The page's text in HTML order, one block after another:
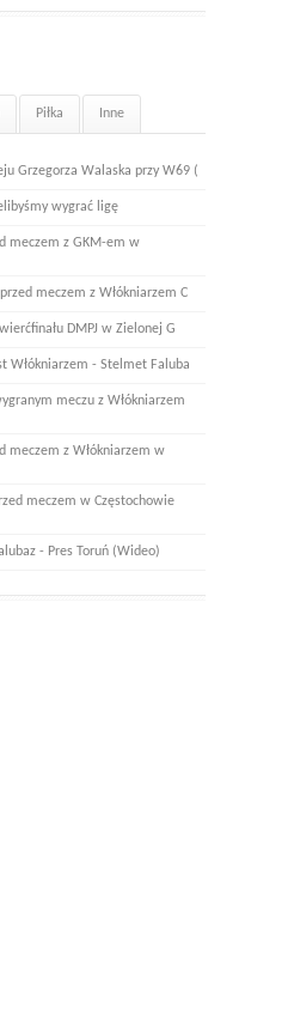
Piłka Inne
Grzegorza Walaska przy W69 (
wygrać ligę
meczem z GKM-em w
meczem z Włókniarzem C
DMPJ w Zielonej G
Włókniarzem - Stelmet Faluba
meczu z Włókniarzem
meczem z Włókniarzem w
meczem w Częstochowie
- Pres Toruń (Wideo)